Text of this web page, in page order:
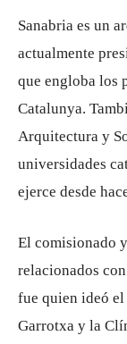
Sanabria es un
actualmente
que engloba los
Catalunya.
Arquitectura y
universidades
ejerce desde
El comisionado
relacionados
fue quien ideó
Garrotxa y la